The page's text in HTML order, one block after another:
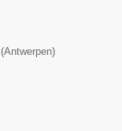
(Antwerpen)